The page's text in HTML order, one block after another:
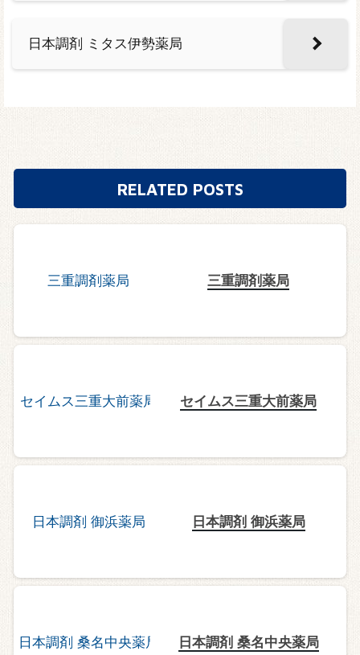
日本調剤 ミタス伊勢薬局
RELATED POSTS
三重調剤薬局
セイムス三重大前薬局
日本調剤 御浜薬局
日本調剤 桑名中央薬局